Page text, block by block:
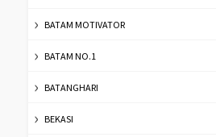
BATAM MOTIVATOR
BATAM NO.1
BATANGHARI
BEKASI